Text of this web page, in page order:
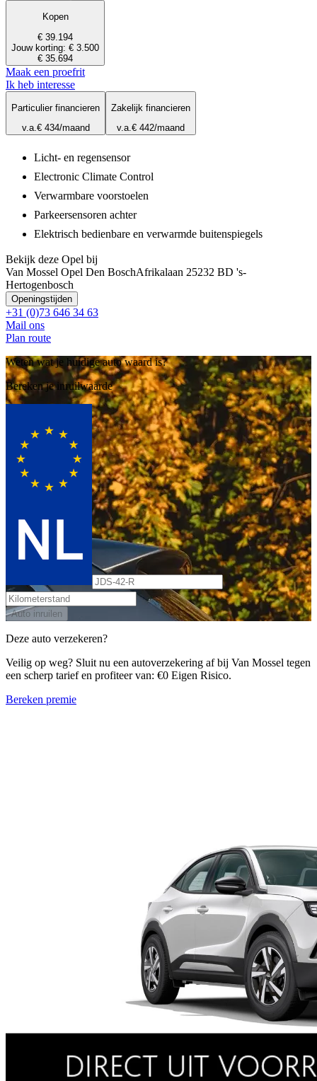
Kopen
€ 39.194
Jouw korting: € 3.500
€ 35.694
Maak een proefrit
Ik heb interesse
Particulier financieren
v.a.€ 434/maand
Zakelijk financieren
v.a.€ 442/maand
Licht- en regensensor
Electronic Climate Control
Verwarmbare voorstoelen
Parkeersensoren achter
Elektrisch bedienbare en verwarmde buitenspiegels
Bekijk deze Opel bij
Van Mossel Opel Den BoschAfrikalaan 25232 BD 's-
Hertogenbosch
Openingstijden
+31 (0)73 646 34 63
Mail ons
Plan route
Weten wat je huidige auto waard is?
Bereken je inruilwaarde
Auto inruilen
Deze auto verzekeren?
Veilig op weg? Sluit nu een autoverzekering af bij Van Mossel tegen
een scherp tarief en profiteer van: €0 Eigen Risico.
Bereken premie